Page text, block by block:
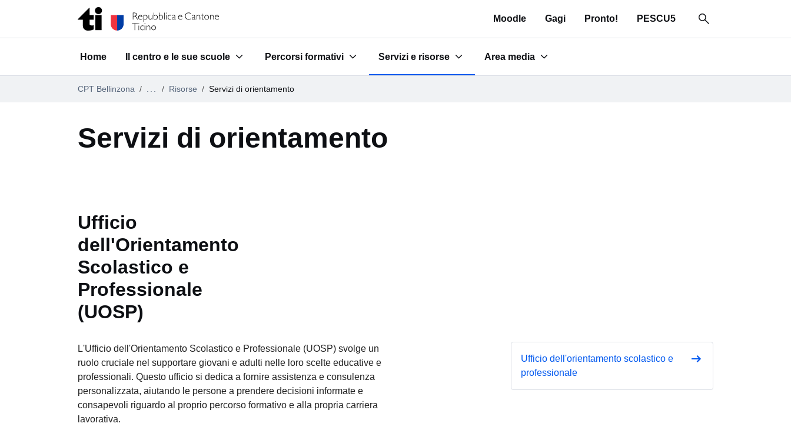
Vai al contenuto della pagina
Moodle
Gagi Pronto! PESCU5
Home Il centro e le sue scuole
Submenu for "Il centro e le sue scuole"
Percorsi formativi
Submenu for "Percorsi formativi"
Servizi e risorse
Submenu for "Servizi e risorse"
Area media
Submenu for "Area media"
CPT Bellinzona Risorse Servizi di orientamento
Servizi di orientamento
Ufficio
dell'Orientamento
Scolastico e
Professionale
(UOSP)
L'Ufficio dell'Orientamento Scolastico e Professionale (UOSP) svolge un
ruolo cruciale nel supportare giovani e adulti nelle loro scelte educative e
professionali. Questo ufficio si dedica a fornire assistenza e consulenza
personalizzata, aiutando le persone a prendere decisioni informate e
consapevoli riguardo al proprio percorso formativo e alla propria carriera
lavorativa.
Ufficio dell'orientamento scolastico e
professionale